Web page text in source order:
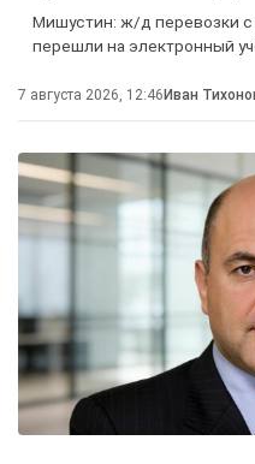
Мишустин: ж/д перевозки
перешли на электронный
7 августа 2026, 12:46Иван